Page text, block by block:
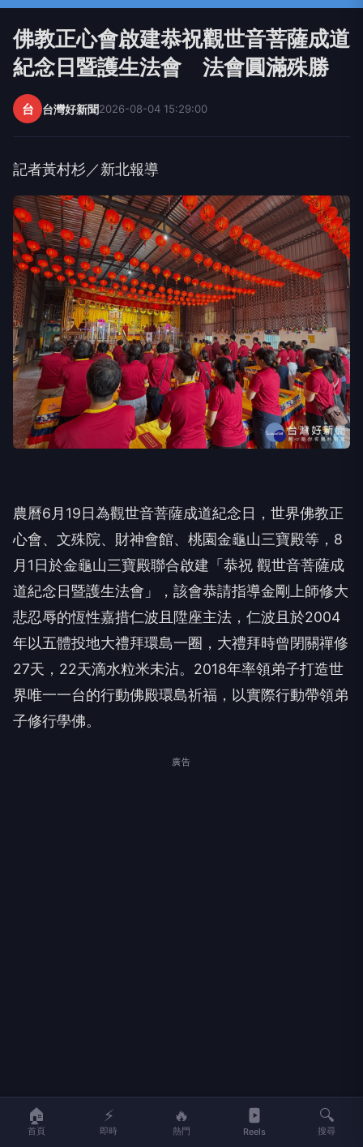
法會圓滿後，主辦單位並舉辦護生活動，放生數十萬
尾地龍，藉由實踐無畏布施與護生理念，展現珍惜生
命、愛護眾生的精神，並將善行功德迴向社會安定、
風調雨順，祝福大眾福慧增長、吉祥平安。
佛教正心會啟建恭祝觀世音菩薩成道紀念日暨護生
法會 法會圓滿殊勝
向下繼續閱讀
佛教正心會啟建恭祝觀世音菩薩成道
紀念日暨護生法會 法會圓滿殊勝
台 台灣好新聞
農曆6月19日為觀世音菩薩成道紀念日，世界佛教正
🏠
首頁
⚡
即時
🔥
熱門 Reels
🔍
搜尋